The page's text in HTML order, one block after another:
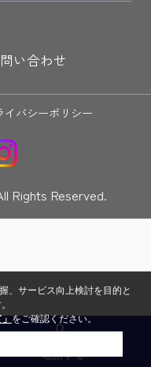
い合わせ
イバシーポリシー
Rights Reserved.
電話する
、サービス向上検討を目的と
」をご確認ください。